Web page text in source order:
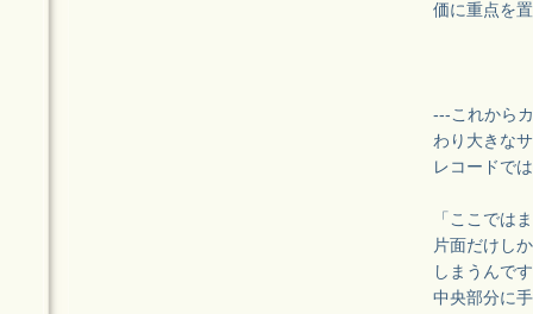
価に重点を
---これから
わり大きな
レコードで
「ここでは
片面だけし
しまうんで
中央部分に